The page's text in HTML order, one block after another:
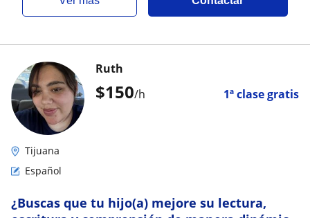
$150/h 1ª clase gratis
Ruth
Tijuana
Español
¿Buscas que tu hijo(a) mejore su lectura,